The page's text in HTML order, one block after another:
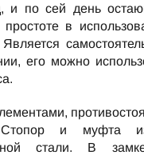
и по сей день
в
Является
его можно
Стопор и муфта
стали. В замке